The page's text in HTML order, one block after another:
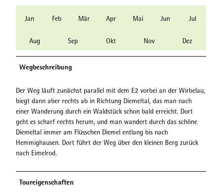
Jan Feb Mär Apr Mai Jun Jul
Aug Sep Okt Nov Dez
Wegbeschreibung
Der Weg läuft zunächst parallel mit dem E2 vorbei an der Wirbelau,
biegt dann aber rechts ab in Richtung Diemeltal, das man nach
einer Wanderung durch ein Waldstück schon bald erreicht. Dort
geht es scharf rechts herum, und man wandert durch das schöne
Diemeltal immer am Flüsschen Diemel entlang bis nach
Hemmighausen. Dort führt der Weg über den kleinen Berg zurück
nach Eimelrod.
Toureigenschaften